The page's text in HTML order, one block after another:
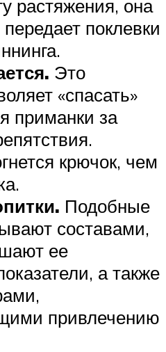
растяжения, она
поклевки
Это
«спасать»
приманки за
крючок, чем
Подобные
составами,
ее
а также
привлечению